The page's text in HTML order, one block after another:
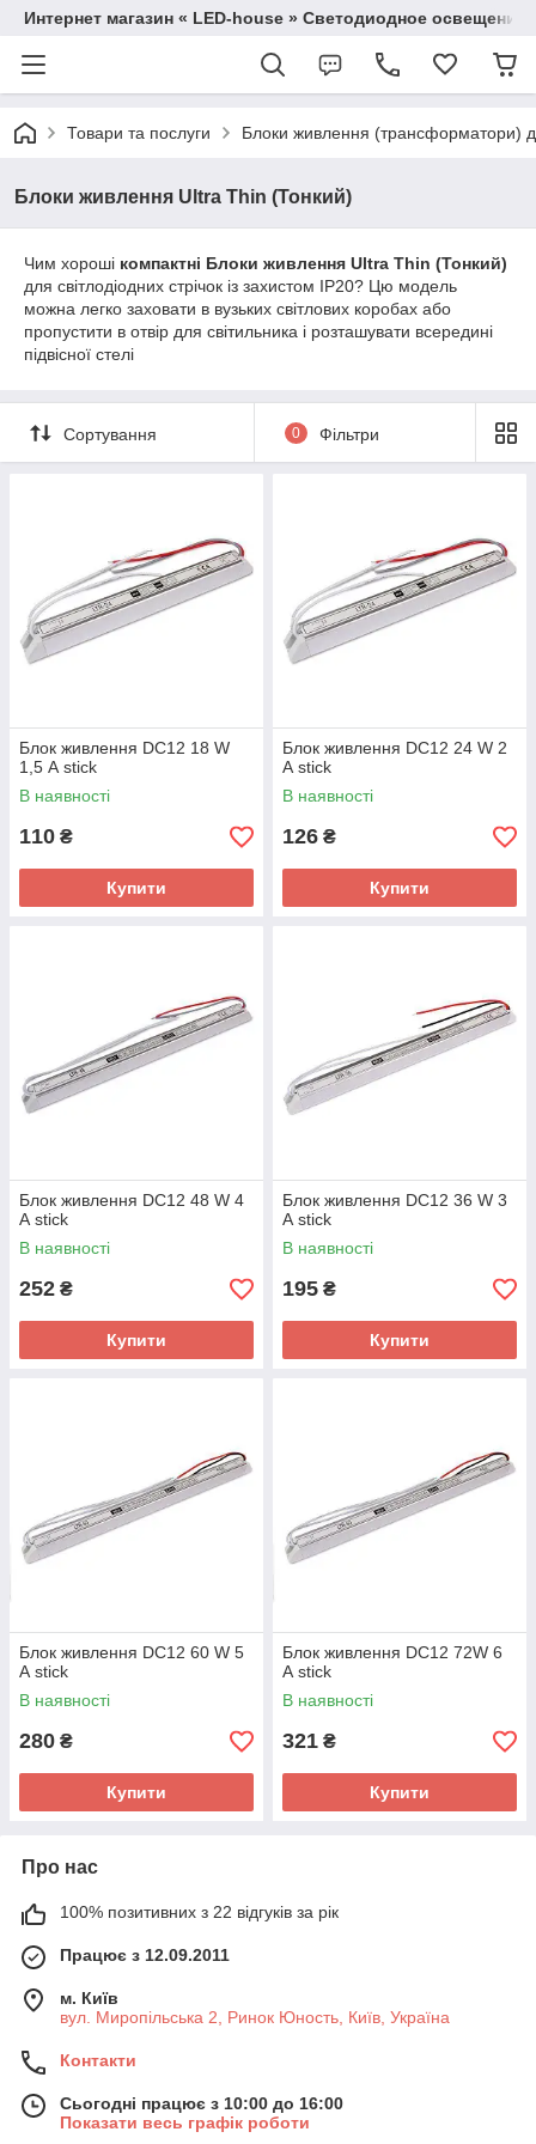
Интернет магазин « LED-house » Светодиодное освещение
Товари та послуги Блоки живлення (трансформатори)
Блоки живлення Ultra Thin (Тонкий)
Чим хороші компактні Блоки живлення Ultra Thin (Тонкий)
для світлодіодних стрічок із захистом IP20? Цю модель
можна легко заховати в вузьких світлових коробах або
пропустити в отвір для світильника і розташувати всередині
підвісної стелі
Сортування 0 Фільтри
Блок живлення DC12 18 W
1,5 А stick
В наявності
110 ₴
Купити
Блок живлення DC12 24 W 2
А stick
В наявності
126 ₴
Купити
Блок живлення DC12 48 W 4
А stick
В наявності
252 ₴
Купити
Блок живлення DC12 36 W 3
А stick
В наявності
195 ₴
Купити
Блок живлення DC12 60 W 5
А stick
В наявності
280 ₴
Купити
Блок живлення DC12 72W 6
А stick
В наявності
321 ₴
Купити
Про нас
100% позитивних з 22 відгуків за рік
Працює з 12.09.2011
м. Київ
вул. Миропільська 2, Ринок Юность, Київ, Україна
Контакти
Сьогодні працює з 10:00 до 16:00
Показати весь графік роботи